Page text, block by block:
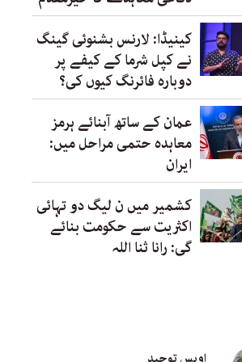
کینیڈا: لارنس بشنوئی گینگ
نے کپل شرما کے کیفے پر
دوبارہ فائرنگ کیوں کی؟
عمان کے ساتھ آبنائے ہرمز
معاہدہ حتمی مراحل میں:
ایران
کشمیر میں ن لیگ دو تہائی
اکثریت سے حکومت بنائے
گی: رانا ثنا اللہ